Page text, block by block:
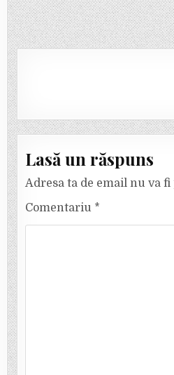
Lasă un răspuns
Adresa ta de email nu va fi
Comentariu *